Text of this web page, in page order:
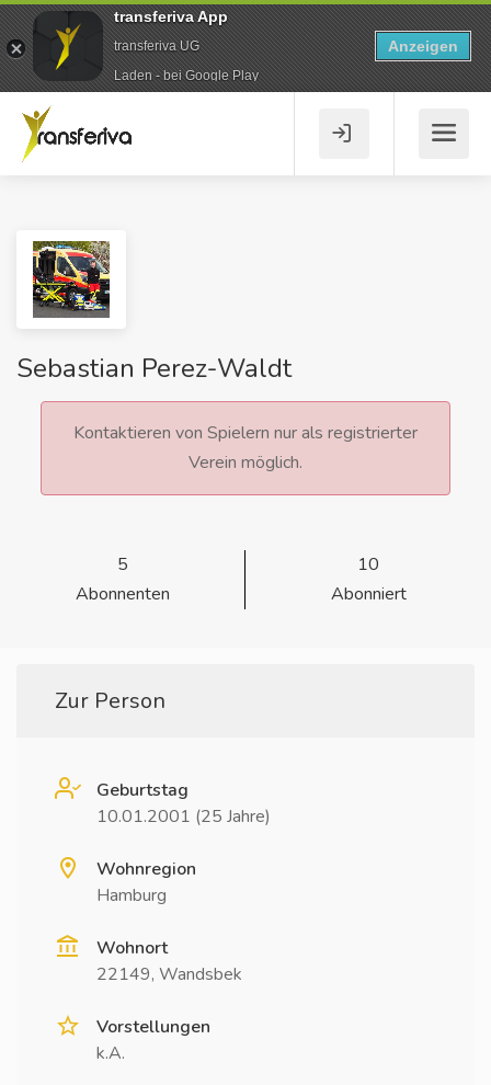
Sebastian Perez-Waldt
Kontaktieren von Spielern nur als registrierter
Verein möglich.
5
Abonnenten
10
Abonniert
Zur Person
Geburtstag
10.01.2001 (25 Jahre)
Wohnregion
Hamburg
Wohnort
22149, Wandsbek
Vorstellungen
k.A.
transferiva App
transferiva UG
Laden - bei Google Play
Anzeigen